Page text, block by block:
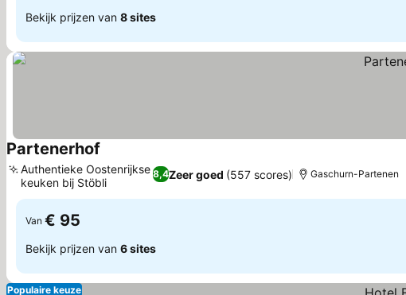
Bekijk prijzen van 8 sites
Partenerhof
8,4Zeer goed (557 scores)
Authentieke Oostenrijkse
keuken bij Stöbli
Gaschurn-Partenen
Van € 95
Bekijk prijzen van 6 sites
Populaire keuze